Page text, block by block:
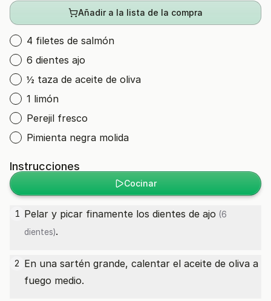
Añadir a la lista de la compra
4 filetes de salmón
6 dientes ajo
½ taza de aceite de oliva
1 limón
Perejil fresco
Pimienta negra molida
Instrucciones
Cocinar
1 Pelar y picar finamente los dientes de ajo (6
dientes).
2 En una sartén grande, calentar el aceite de oliva a
fuego medio.